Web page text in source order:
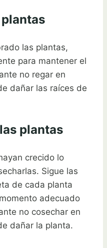
plantas
las plantas,
para mantener el
no regar en
dañar las raíces de
plantas
crecido lo
Sigue las
de cada planta
adecuado
no cosechar en
dañar la planta.